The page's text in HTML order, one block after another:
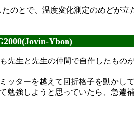
のとで、温度変化測定のめどが
Ybon)
生と先生の仲間で自作したもの
ターを越えて回折格子を動かし
強しようと思っていたら、急遽